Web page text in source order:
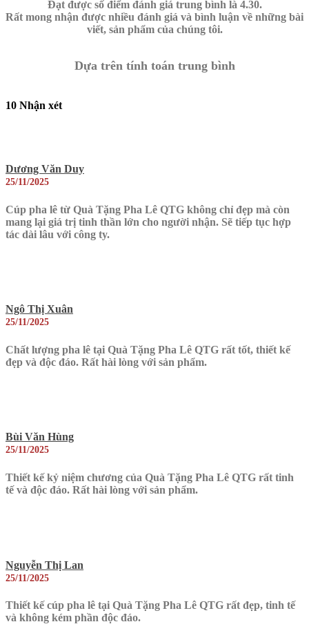
Đạt được số điểm đánh giá trung bình là 4.30.
Rất mong nhận được nhiều đánh giá và bình luận về những bài
viết, sản phẩm của chúng tôi.
Dựa trên tính toán trung bình
10 Nhận xét
Dương Văn Duy
25/11/2025
Cúp pha lê từ Quà Tặng Pha Lê QTG không chỉ đẹp mà còn
mang lại giá trị tinh thần lớn cho người nhận. Sẽ tiếp tục hợp
tác dài lâu với công ty.
Ngô Thị Xuân
25/11/2025
Chất lượng pha lê tại Quà Tặng Pha Lê QTG rất tốt, thiết kế
đẹp và độc đáo. Rất hài lòng với sản phẩm.
Bùi Văn Hùng
25/11/2025
Thiết kế kỷ niệm chương của Quà Tặng Pha Lê QTG rất tinh
tế và độc đáo. Rất hài lòng với sản phẩm.
Nguyễn Thị Lan
25/11/2025
Thiết kế cúp pha lê tại Quà Tặng Pha Lê QTG rất đẹp, tinh tế
và không kém phần độc đáo.